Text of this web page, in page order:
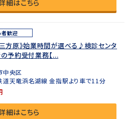
細はこちら
者歓迎
方原》始業時間が選べる♪検診センタ
予約受付業務【...
中央区
道天竜浜名湖線 金指駅より車で11分
細はこちら